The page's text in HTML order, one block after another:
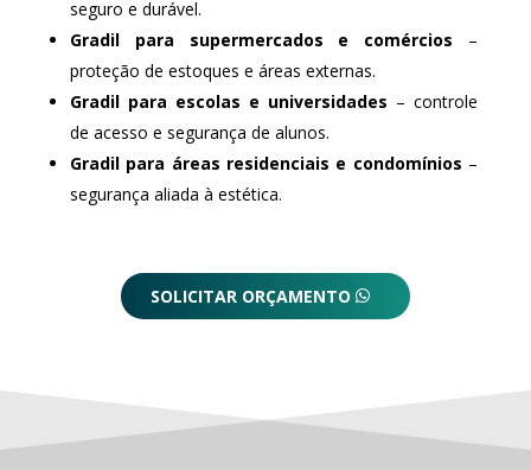
seguro e durável.
Gradil para supermercados e comércios –
proteção de estoques e áreas externas.
Gradil para escolas e universidades – controle
de acesso e segurança de alunos.
Gradil para áreas residenciais e condomínios –
segurança aliada à estética.
SOLICITAR ORÇAMENTO